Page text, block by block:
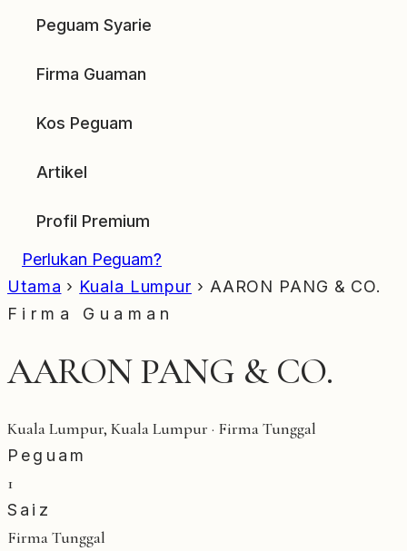
Peguam Syarie
Firma Guaman
Kos Peguam
Artikel
Profil Premium
Perlukan Peguam?
Utama › Kuala Lumpur › AARON PANG & CO.
Firma Guaman
AARON PANG & CO.
Kuala Lumpur, Kuala Lumpur · Firma Tunggal
Peguam
1
Saiz
Firma Tunggal